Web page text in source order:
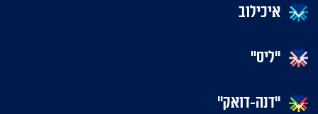
איכילוב
"ליס"
"דנה-דואק"